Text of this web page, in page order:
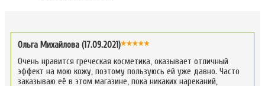
Ольга Михайлова (17.09.2021)
Очень нравится греческая косметика, оказывает отличный
эффект на мою кожу, поэтому пользуюсь ей уже давно. Часто
заказываю её в этом магазине, пока никаких нареканий,